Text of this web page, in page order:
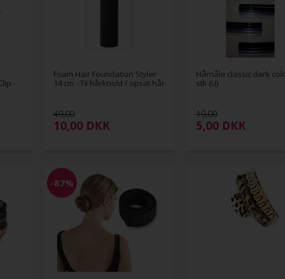
-
Foam Hair Foundation Styler
14 cm - Til hårknold / opsat hår
49,00
10,00 DKK
Hårnåle classic dark
stk (U)
19,00
5,00 DKK
-87%